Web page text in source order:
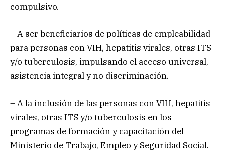
compulsivo.
– A ser beneficiarios de políticas de empleabilidad
para personas con VIH, hepatitis virales, otras ITS
y/o tuberculosis, impulsando el acceso universal,
asistencia integral y no discriminación.
– A la inclusión de las personas con VIH, hepatitis
virales, otras ITS y/o tuberculosis en los
programas de formación y capacitación del
Ministerio de Trabajo, Empleo y Seguridad Social.